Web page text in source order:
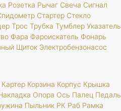
Розетка Рычаг Свеча Сигнал
Стартер Стекло
Трос Трубка Тумблер Указатель
Фара Фароискатель Фонарь
Щиток Электробензонасос
Картер Корзина Корпус Крышка
Опора Ось Палец Педаль
Пыльник РК Раб Рамка